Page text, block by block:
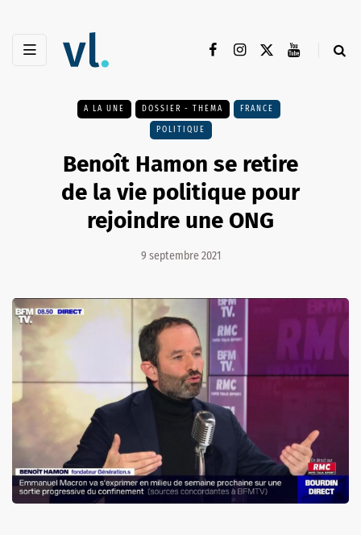
A LA UNE DOSSIER - THEMA FRANCE
POLITIQUE
Benoît Hamon se retire
de la vie politique pour
rejoindre une ONG
9 septembre 2021